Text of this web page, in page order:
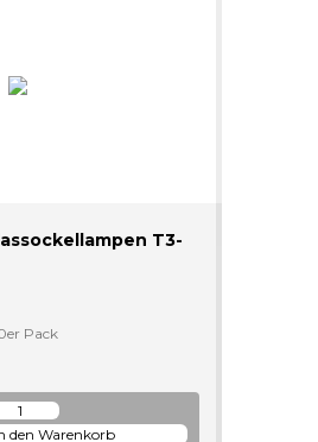
T3-
Pack